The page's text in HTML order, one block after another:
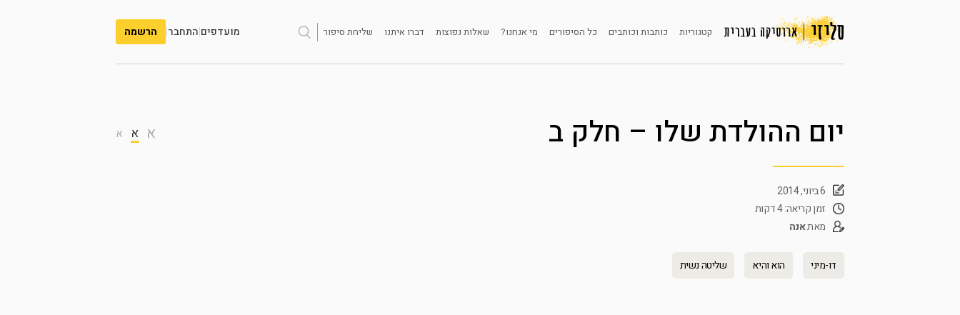
קטגוריות כותבות וכותבים כל הסיפורים מי אנחנו? שאלות נפוצות דברו איתנו שליחת סיפור מועדפים|התחבר| הרשמה
יום ההולדת שלו – חלק ב א א א
6 ביוני, 2014
זמן קריאה: 4 דקות
מאתאנה
דו-מיני הוא והיא שליטה נשית